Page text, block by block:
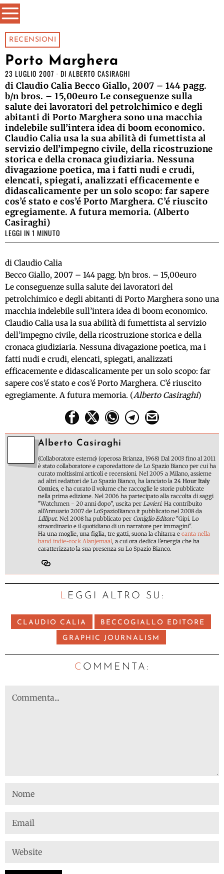
RECENSIONI
Porto Marghera
23 LUGLIO 2007 DI ALBERTO CASIRAGHI
di Claudio Calia Becco Giallo, 2007 – 144 pagg.
b/n bros. – 15,00euro Le conseguenze sulla
salute dei lavoratori del petrolchimico e degli
abitanti di Porto Marghera sono una macchia
indelebile sull’intera idea di boom economico.
Claudio Calia usa la sua abilità di fumettista al
servizio dell’impegno civile, della ricostruzione
storica e della cronaca giudiziaria. Nessuna
divagazione poetica, ma i fatti nudi e crudi,
elencati, spiegati, analizzati efficacemente e
didascalicamente per un solo scopo: far sapere
cos’é stato e cos’é Porto Marghera. C’é riuscito
egregiamente. A futura memoria. (Alberto
Casiraghi)
LEGGI IN 1 MINUTO
di Claudio Calia
Becco Giallo, 2007 – 144 pagg. b/n bros. – 15,00euro
Le conseguenze sulla salute dei lavoratori del
petrolchimico e degli abitanti di Porto Marghera sono una
macchia indelebile sull’intera idea di boom economico.
Claudio Calia usa la sua abilità di fumettista al servizio
dell’impegno civile, della ricostruzione storica e della
cronaca giudiziaria. Nessuna divagazione poetica, ma i
fatti nudi e crudi, elencati, spiegati, analizzati
efficacemente e didascalicamente per un solo scopo: far
sapere cos’é stato e cos’é Porto Marghera. C’é riuscito
egregiamente. A futura memoria. (Alberto Casiraghi)
Alberto Casiraghi
(Collaboratore esterno) (operosa Brianza, 1968) Dal 2003 fino al 2011
è stato collaboratore e caporedattore de Lo Spazio Bianco per cui ha
curato moltissimi articoli e recensioni. Nel 2005 a Milano, assieme
ad altri redattori de Lo Spazio Bianco, ha lanciato la 24 Hour Italy
Comics, e ha curato il volume che raccoglie le storie pubblicate
nella prima edizione. Nel 2006 ha partecipato alla raccolta di saggi
"Watchmen - 20 anni dopo", uscita per Lavieri. Ha contribuito
all'Annuario 2007 de LoSpazioBianco.it pubblicato nel 2008 da
Lilliput. Nel 2008 ha pubblicato per Coniglio Editore"Gipi. Lo
straordinario e il quotidiano di un narratore per immagini".
Ha una moglie, una figlia, tre gatti, suona la chitarra e canta nella
band indie-rock Alanjemaal, a cui ora dedica l'energia che ha
caratterizzato la sua presenza su Lo Spazio Bianco.
LEGGI ALTRO SU:
CLAUDIO CALIA BECCOGIALLO EDITORE
GRAPHIC JOURNALISM
C OMMENTA: